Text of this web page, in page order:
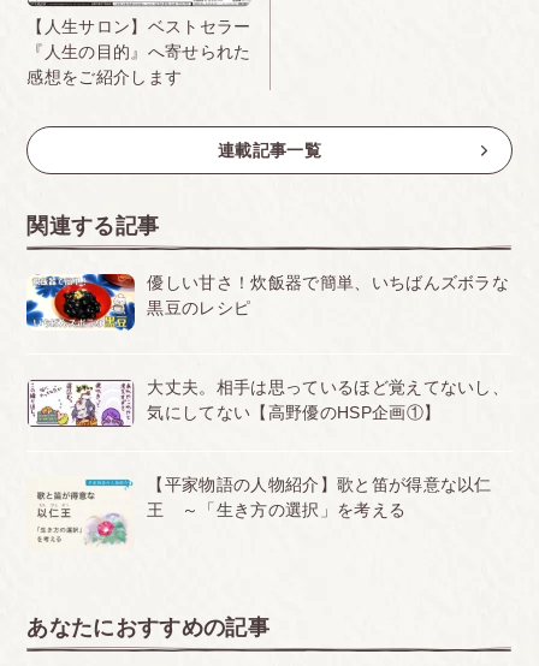
【人生サロン】ベストセラー
『人生の目的』へ寄せられた
感想をご紹介します
連載記事一覧
関連する記事
優しい甘さ！炊飯器で簡単、いちばんズボラな
黒豆のレシピ
大丈夫。相手は思っているほど覚えてないし、
気にしてない【高野優のHSP企画①】
【平家物語の人物紹介】歌と笛が得意な以仁
王 ～「生き方の選択」を考える
あなたにおすすめの記事